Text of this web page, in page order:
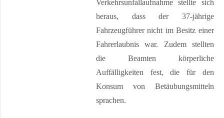
Verkehrsunfallaufnahme stellte sich
heraus, dass der 37-jährige
Fahrzeugführer nicht im Besitz einer
Fahrerlaubnis war. Zudem stellten
die Beamten körperliche
Auffälligkeiten fest, die für den
Konsum von Betäubungsmitteln
sprachen.